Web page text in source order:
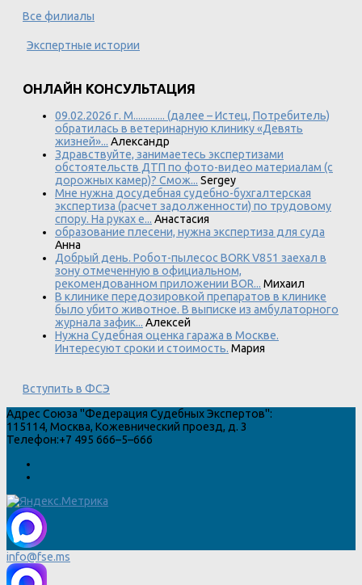
Все филиалы
Экспертные истории
ОНЛАЙН КОНСУЛЬТАЦИЯ
09.02.2026 г. М............. (далее – Истец, Потребитель)
обратилась в ветеринарную клинику «Девять
жизней»... Александр
Здравствуйте, занимаетесь экспертизами
обстоятельств ДТП по фото-видео материалам (с
дорожных камер)? Смож... Sergey
Мне нужна досудебная судебно-бухгалтерская
экспертиза (расчет задолженности) по трудовому
спору. На руках е... Анастасия
образование плесени, нужна экспертиза для суда
Анна
Добрый день. Робот-пылесос BORK V851 заехал в
зону отмеченную в официальном,
рекомендованном приложении BOR... Михаил
В клинике передозировкой препаратов в клинике
было убито животное. В выписке из амбулаторного
журнала зафик... Алексей
Нужна Судебная оценка гаража в Москве.
Интересуют сроки и стоимость. Мария
Вступить в ФСЭ
Адрес Союза "Федерация Судебных Экспертов":
115114, Москва, Кожевнический проезд, д. 3
Телефон:+7 495 666–5–666
info@fse.ms